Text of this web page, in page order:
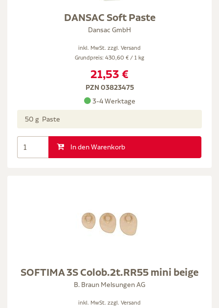
DANSAC Soft Paste
Dansac GmbH
inkl. MwSt. zzgl. Versand
Grundpreis: 430,60 € / 1 kg
21,53 €
PZN 03823475
3-4 Werktage
50 g Paste
In den Warenkorb
SOFTIMA 3S Colob.2t.RR55 mini beige
B. Braun Melsungen AG
inkl. MwSt. zzgl. Versand